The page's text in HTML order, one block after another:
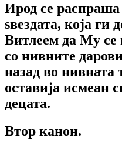
Ирод се распраша
ѕвездата, која ги
Витлеем да Му се
со нивните
назад во нивната
оставија исмеан
децата.
Втор канон.